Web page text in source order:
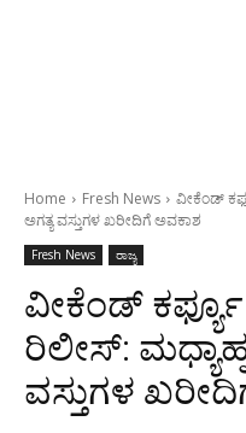
Home Fresh News
ವೀಕೆಂಡ್
ಅಗತ್ಯ ವಸ್ತುಗಳ ಖರೀದಿಗೆ ಅವಕಾಶ
Fresh News ರಾಜ್ಯ
ವೀಕೆಂಡ್
ರಿಲೀಸ್:
ವಸ್ತುಗಳ